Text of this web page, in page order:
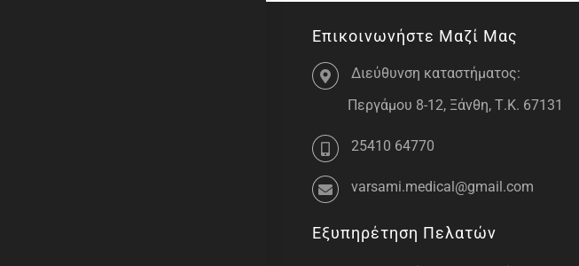
Επικοινωνήστε Μαζί Μας
Διεύθυνση καταστήματος:
Περγάμου 8-12, Ξάνθη, Τ.Κ. 67131
25410 64770
varsami.medical@gmail.com
Εξυπηρέτηση Πελατών